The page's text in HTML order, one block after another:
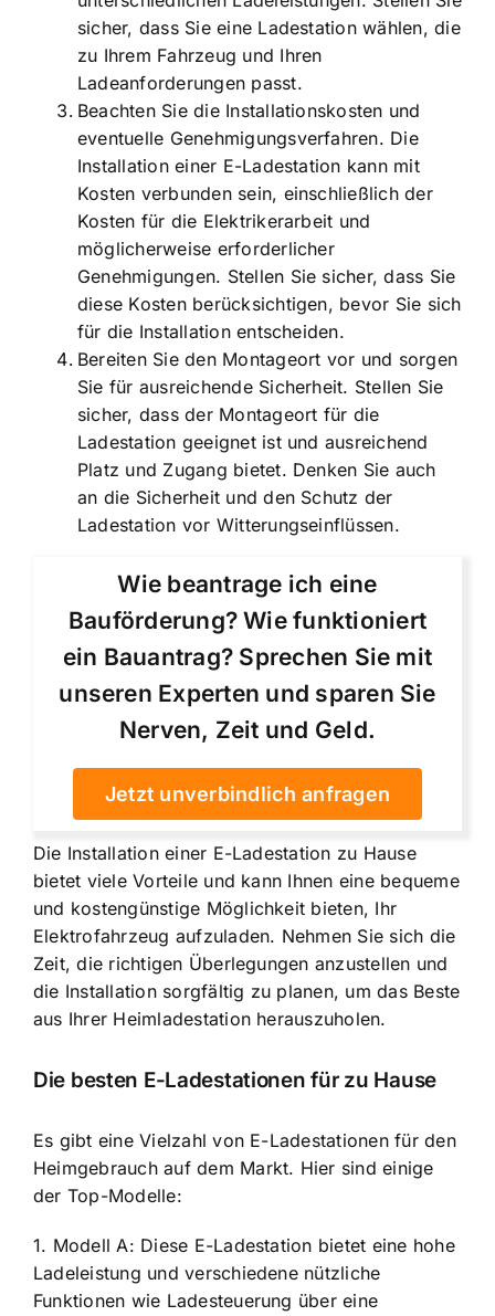
sicher, dass Sie eine Ladestation wählen, die
zu Ihrem Fahrzeug und Ihren
Ladeanforderungen passt.
Beachten Sie die Installationskosten und
eventuelle Genehmigungsverfahren. Die
Installation einer E-Ladestation kann mit
Kosten verbunden sein, einschließlich der
Kosten für die Elektrikerarbeit und
möglicherweise erforderlicher
Genehmigungen. Stellen Sie sicher, dass Sie
diese Kosten berücksichtigen, bevor Sie sich
für die Installation entscheiden.
Bereiten Sie den Montageort vor und sorgen
Sie für ausreichende Sicherheit. Stellen Sie
sicher, dass der Montageort für die
Ladestation geeignet ist und ausreichend
Platz und Zugang bietet. Denken Sie auch
an die Sicherheit und den Schutz der
Ladestation vor Witterungseinflüssen.
Wie beantrage ich eine
Bauförderung? Wie funktioniert
ein Bauantrag? Sprechen Sie mit
unseren Experten und sparen Sie
Nerven, Zeit und Geld.
Jetzt unverbindlich anfragen
Die Installation einer E-Ladestation zu Hause
bietet viele Vorteile und kann Ihnen eine bequeme
und kostengünstige Möglichkeit bieten, Ihr
Elektrofahrzeug aufzuladen. Nehmen Sie sich die
Zeit, die richtigen Überlegungen anzustellen und
die Installation sorgfältig zu planen, um das Beste
aus Ihrer Heimladestation herauszuholen.
Die besten E-Ladestationen für zu Hause
Es gibt eine Vielzahl von E-Ladestationen für den
Heimgebrauch auf dem Markt. Hier sind einige
der Top-Modelle:
1. Modell A: Diese E-Ladestation bietet eine hohe
Ladeleistung und verschiedene nützliche
Funktionen wie Ladesteuerung über eine